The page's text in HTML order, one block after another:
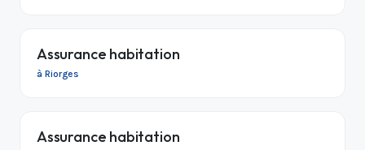
Assurance habitation
à Riorges
Assurance habitation